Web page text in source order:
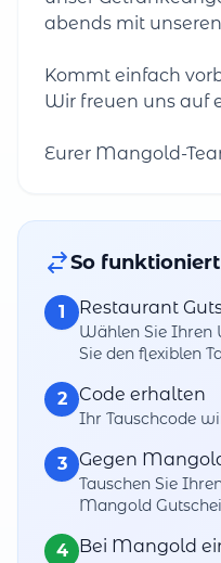
abends mit
Kommt einfach
Wir freuen uns auf
Eurer Mangold-
So
1 Restaurant
Wählen Sie Ihren
Sie den flexiblen
2 Code erhalten
Ihr Tauschcode
3 Gegen
Tauschen Sie
Mangold
4 Bei Mangold